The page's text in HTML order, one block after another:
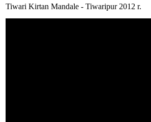
Tiwari Kirtan Mandale - Tiwaripur 2012 r.